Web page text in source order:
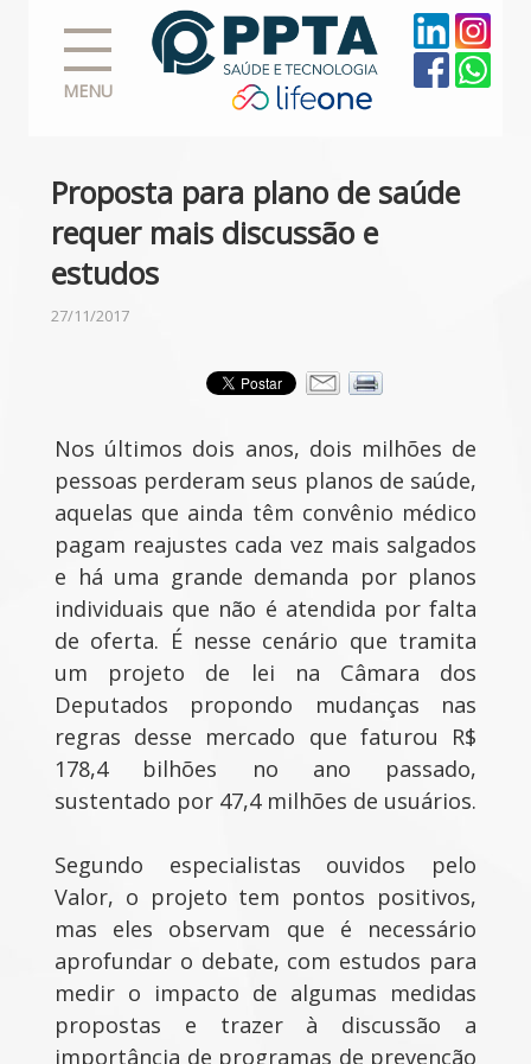
MENU
Proposta para plano de saúde
requer mais discussão e
estudos
27/11/2017
Nos últimos dois anos, dois milhões de
pessoas perderam seus planos de saúde,
aquelas que ainda têm convênio médico
pagam reajustes cada vez mais salgados
e há uma grande demanda por planos
individuais que não é atendida por falta
de oferta. É nesse cenário que tramita
um projeto de lei na Câmara dos
Deputados propondo mudanças nas
regras desse mercado que faturou R$
178,4 bilhões no ano passado,
sustentado por 47,4 milhões de usuários.
Segundo especialistas ouvidos pelo
Valor, o projeto tem pontos positivos,
mas eles observam que é necessário
aprofundar o debate, com estudos para
medir o impacto de algumas medidas
propostas e trazer à discussão a
importância de programas de prevenção